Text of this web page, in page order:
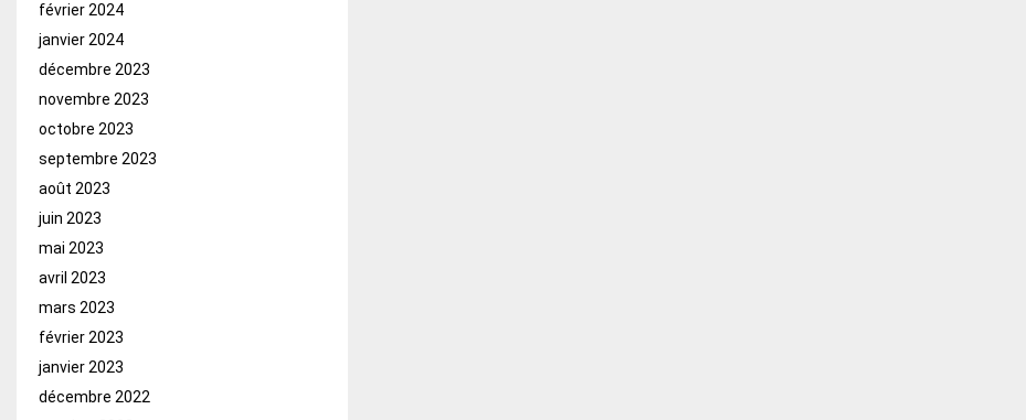
février 2024
janvier 2024
décembre 2023
novembre 2023
octobre 2023
septembre 2023
août 2023
juin 2023
mai 2023
avril 2023
mars 2023
février 2023
janvier 2023
décembre 2022